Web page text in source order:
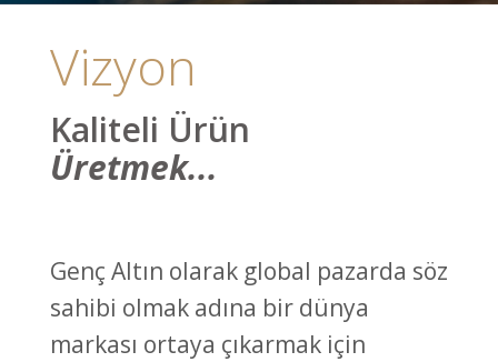
Vizyon
Kaliteli Ürün
Üretmek...
Genç Altın olarak global pazarda söz
sahibi olmak adına bir dünya
markası ortaya çıkarmak için